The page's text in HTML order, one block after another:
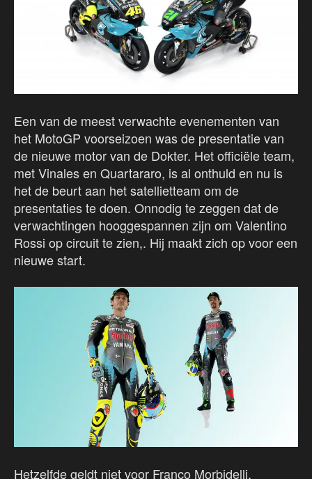
Een van de meest verwachte evenementen van
het MotoGP voorseizoen was de presentatie van
de nieuwe motor van de Dokter. Het officiële team,
met Vinales en Quartararo, is al onthuld en nu is
het de beurt aan het satellietteam om de
presentaties te doen. Onnodig te zeggen dat de
verwachtingen hooggespannen zijn om Valentino
Rossi op circuit te zien,. Hij maakt zich op voor een
nieuwe start.
Hetzelfde geldt niet voor Franco Morbidelli,